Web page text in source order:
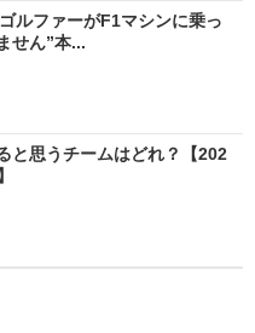
ルファーがF1マシンに乗っ
ん”本...
と思うチームはどれ？【202